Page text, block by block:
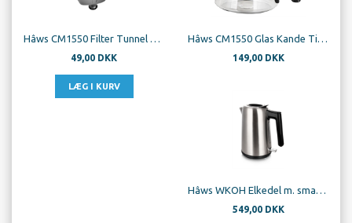
Hâws CM1550 Filter Tunnel Til Bogø Kaffemaskine
49,00 DKK
Hâws CM1550 Glas Kande Til Bogø Kaffemaskine
149,00 DKK
Hâws WKOH Elkedel m. smartlåg
549,00 DKK